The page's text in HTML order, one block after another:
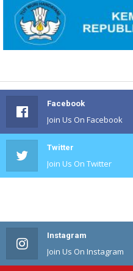
Facebook
Join Us On Facebook
Twitter
Join Us On Twitter
Instagram
Join Us On Instagram